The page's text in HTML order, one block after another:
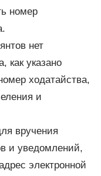
номер
нет
как указано
ходатайства,
и
вручения
и уведомлений,
электронной